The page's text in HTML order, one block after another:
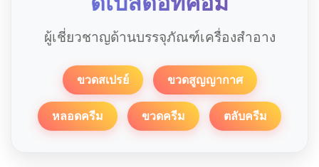
ผู้เชี่ยวชาญด้านบรรจุภัณฑ์เครื่องสำอาง
ขวดสเปรย์ ขวดสูญญากาศ
หลอดครีม ขวดครีม ตลับครีม